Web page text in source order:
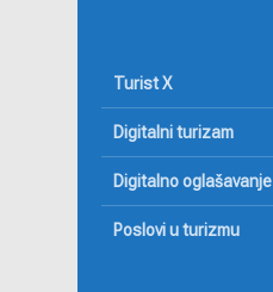
Turist X
Digitalni turizam
Digitalno oglašavanje
Poslovi u turizmu